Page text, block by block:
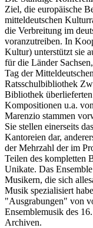
Ziel, die europäische
mitteldeutschen
die Verbreitung im
voranzutreiben. In
Kultur) unterstützt sie
für die Länder
Tag der
Ratsschulbibliothek
Bibliothek
Kompositionen u.a.
Marenzio stammen
Sie stellen einerseits
Kantoreien dar,
der Mehrzahl der im
Teilen des kompletten
Unikate. Das
Musikern, die sich
Musik spezialisiert
"Ausgrabungen" von
Ensemblemusik des
Archiven.